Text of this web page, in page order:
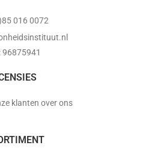
016 0072
96875941
klanten over ons